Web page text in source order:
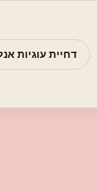
דחיית עוגיות